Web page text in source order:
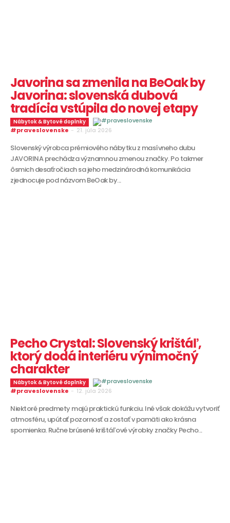
Javorina sa zmenila na BeOak by
Javorina: slovenská dubová
tradícia vstúpila do novej etapy
Nábytok & Bytové doplnky
#praveslovenske - 21. júla 2026
Slovenský výrobca prémiového nábytku z masívneho dubu
JAVORINA prechádza významnou zmenou značky. Po takmer
ôsmich desaťročiach sa jeho medzinárodná komunikácia
zjednocuje pod názvom BeOak by...
Pecho Crystal: Slovenský krištáľ,
ktorý dodá interiéru výnimočný
charakter
Nábytok & Bytové doplnky
#praveslovenske - 12. júla 2026
Niektoré predmety majú praktickú funkciu. Iné však dokážu vytvoriť
atmosféru, upútať pozornosť a zostať v pamäti ako krásna
spomienka. Ručne brúsené krištáľové výrobky značky Pecho...